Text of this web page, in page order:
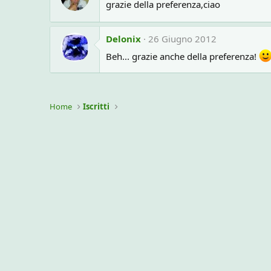
grazie della preferenza,ciao
Delonix
26 Giugno 2012
Beh... grazie anche della preferenza!
Home Iscritti